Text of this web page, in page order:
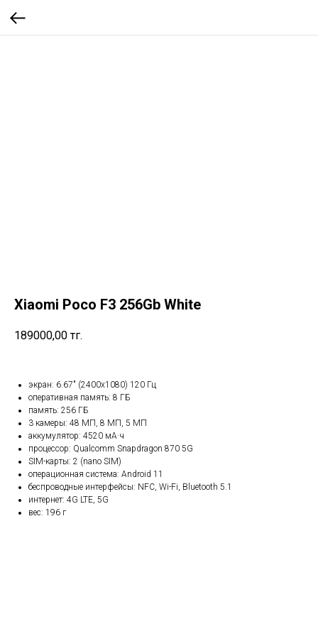
Xiaomi Poco F3 256Gb White
189000,00 тг.
экран: 6.67" (2400x1080) 120 Гц
оперативная память: 8 ГБ
память: 256 ГБ
3 камеры: 48 МП, 8 МП, 5 МП
аккумулятор: 4520 мА·ч
процессор: Qualcomm Snapdragon 870 5G
SIM-карты: 2 (nano SIM)
операционная система: Android 11
беспроводные интерфейсы: NFC, Wi-Fi, Bluetooth 5.1
интернет: 4G LTE, 5G
вес: 196 г